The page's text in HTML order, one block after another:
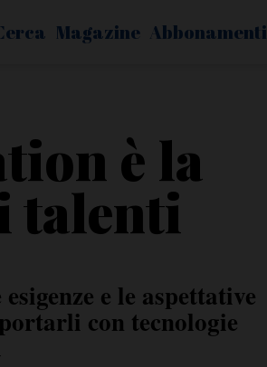
Magazine Abbonamenti
è la
talenti
e le aspettative
con tecnologie